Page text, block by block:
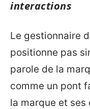
interactions
Le gestionnaire
positionne pas
parole de la
comme un pont
la marque et ses